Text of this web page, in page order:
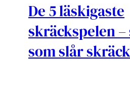
De 5 läskigaste
skräckspelen –
som slår